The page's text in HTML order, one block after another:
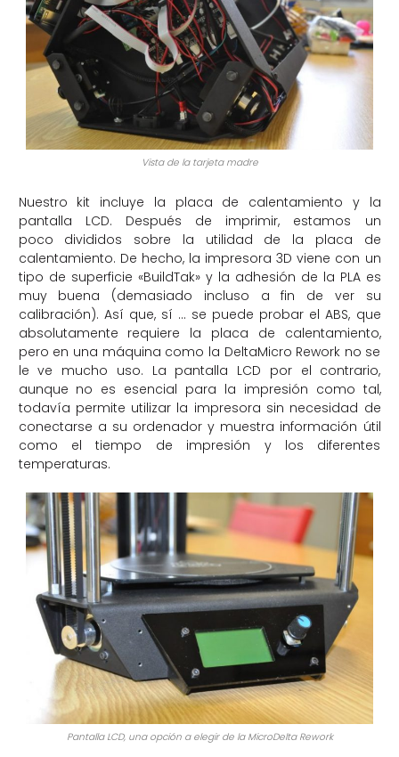
Vista de la tarjeta madre
Nuestro kit incluye la placa de calentamiento y la
pantalla LCD. Después de imprimir, estamos un
poco divididos sobre la utilidad de la placa de
calentamiento. De hecho, la impresora 3D viene con un
tipo de superficie «BuildTak» y la adhesión de la PLA es
muy buena (demasiado incluso a fin de ver su
calibración). Así que, sí … se puede probar el ABS, que
absolutamente requiere la placa de calentamiento,
pero en una máquina como la DeltaMicro Rework no se
le ve mucho uso. La pantalla LCD por el contrario,
aunque no es esencial para la impresión como tal,
todavía permite utilizar la impresora sin necesidad de
conectarse a su ordenador y muestra información útil
como el tiempo de impresión y los diferentes
temperaturas.
Pantalla LCD, una opción a elegir de la MicroDelta Rework